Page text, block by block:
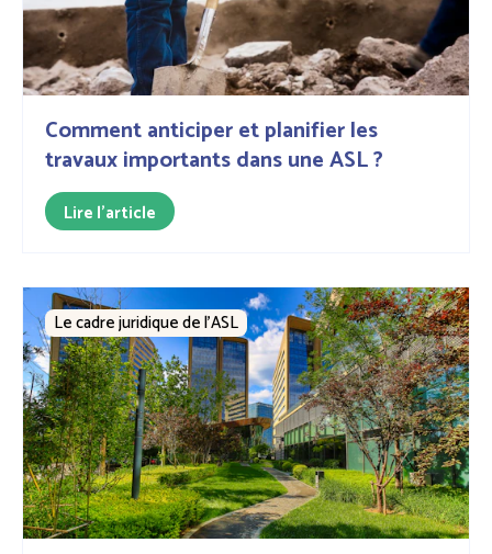
Comment anticiper et planifier les
travaux importants dans une ASL ?
Lire l'article
Le cadre juridique de l'ASL